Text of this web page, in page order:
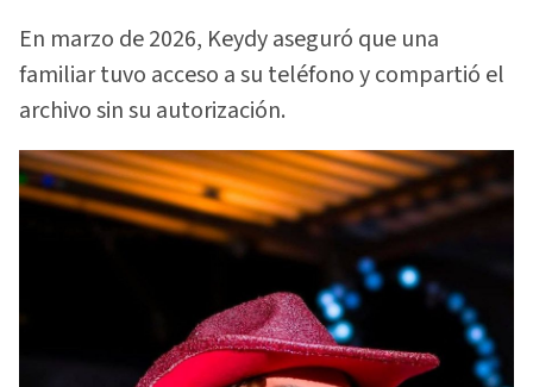
En marzo de 2026, Keydy aseguró que una
familiar tuvo acceso a su teléfono y compartió el
archivo sin su autorización.